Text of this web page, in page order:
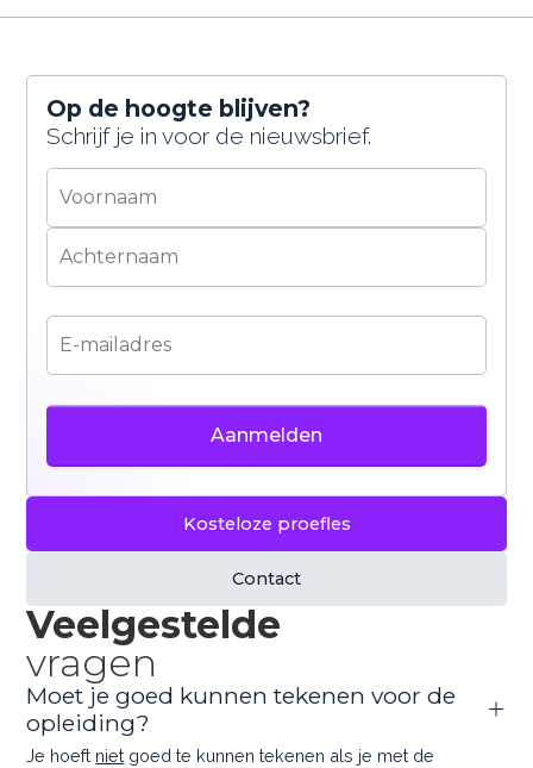
Op de hoogte blijven?
Schrijf je in voor de nieuwsbrief.
Kosteloze proefles
Contact
Veelgestelde
vragen
Moet je goed kunnen tekenen voor de
opleiding?
Je hoeft niet goed te kunnen tekenen als je met de